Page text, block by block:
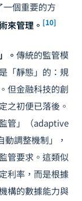
一個重要的方
來管理。 [10]
。 傳統的監管模
靜態」的：規
但金融科技的創
之初便已落後。
管」（adaptive
調整機制」，
管要求。這類似
利率，而是根據
構的數據能力與